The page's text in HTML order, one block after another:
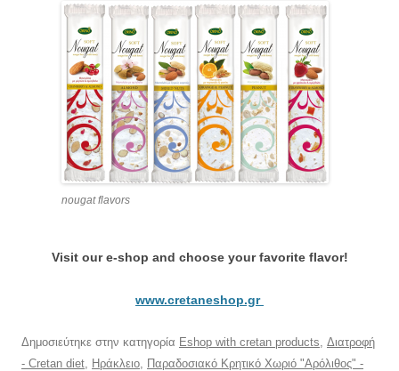
nougat flavors
Visit our e-shop and choose your favorite flavor!
www.cretaneshop.gr
Δημοσιεύτηκε στην κατηγορία Eshop with cretan products Διατροφή
- Cretan diet
Ηράκλειο
Παραδοσιακό Κρητικό Χωριό "Αρόλιθος" -